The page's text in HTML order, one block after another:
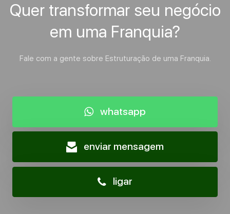
Quer transformar seu negócio
em uma Franquia?
Fale com a gente sobre Estruturação de uma Franquia.
whatsapp
enviar mensagem
ligar